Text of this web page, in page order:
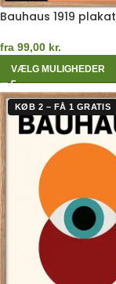
Bauhaus 1919 plakat
fra 99,00 kr.
VÆLG MULIGHEDER
KØB 2 – FÅ 1 GRATIS